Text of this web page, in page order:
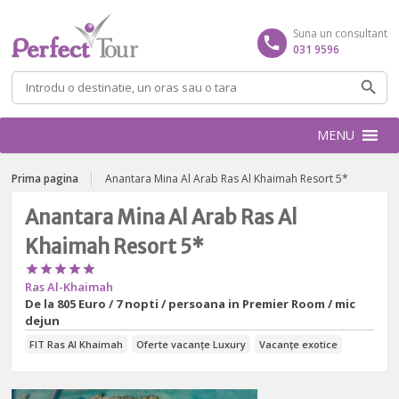
Caută
după:
Suna un consultant
031 9596
MENU
Prima pagina Anantara Mina Al Arab Ras Al Khaimah Resort 5*
Anantara Mina Al Arab Ras Al
Khaimah Resort 5*

Ras Al-Khaimah
De la 805 Euro / 7 nopti / persoana in Premier Room / mic
dejun
FIT Ras Al Khaimah Oferte vacanțe Luxury Vacanțe exotice